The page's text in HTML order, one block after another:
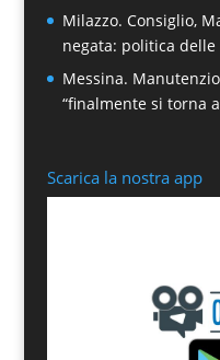
Milazzo. Consiglio,
negata: politica
Messina.
“finalmente si torna
Scarica la nostra app